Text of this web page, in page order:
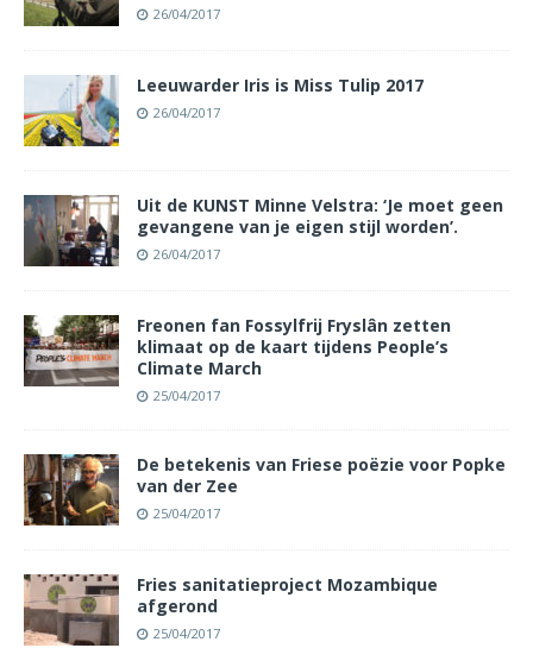
26/04/2017
Leeuwarder Iris is Miss Tulip 2017
26/04/2017
Uit de KUNST Minne Velstra: ‘Je moet geen
gevangene van je eigen stijl worden’.
26/04/2017
Freonen fan Fossylfrij Fryslân zetten
klimaat op de kaart tijdens People’s
Climate March
25/04/2017
De betekenis van Friese poëzie voor Popke
van der Zee
25/04/2017
Fries sanitatieproject Mozambique
afgerond
25/04/2017